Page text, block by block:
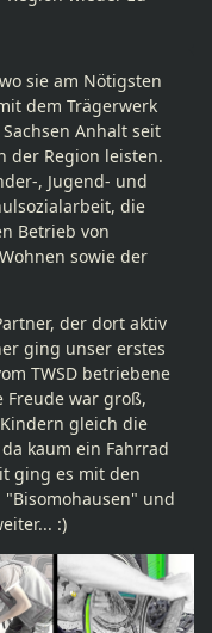
sie am Nötigsten
dem Trägerwerk
Anhalt seit
der Region leisten.
, Jugend- und
die
Betrieb von
sowie der
der dort aktiv
ging unser erstes
TWSD betriebene
Freude war groß,
gleich die
kaum ein Fahrrad
ging es mit den
und
:)